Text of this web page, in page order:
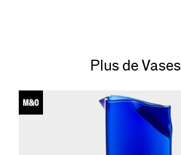
Plus de Vases